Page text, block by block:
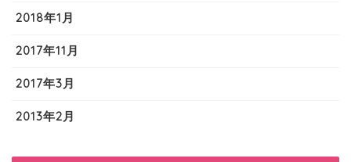
2018年1月
2017年11月
2017年3月
2013年2月